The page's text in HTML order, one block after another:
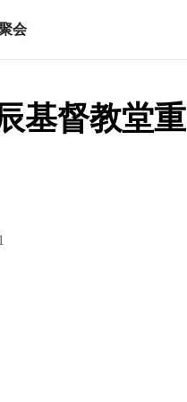
会
基督教堂重